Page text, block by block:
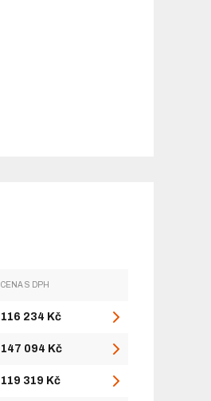
CENA S DPH
116 234 Kč
147 094 Kč
119 319 Kč